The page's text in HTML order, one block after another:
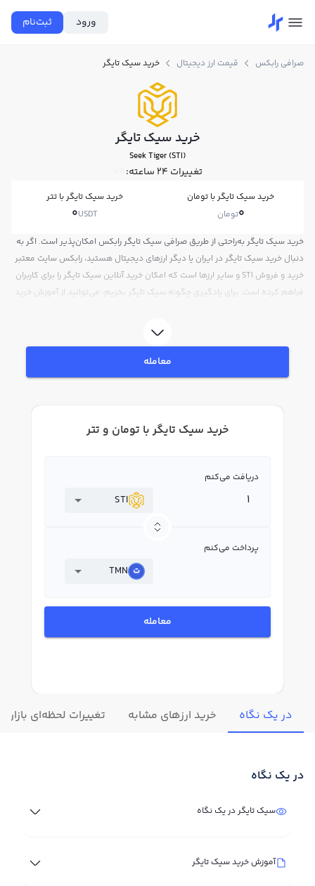
ورود ثبت‌نام
صرافی رابکس قیمت ارز دیجیتال خرید سیک تایگر
خرید سیک تایگر
Seek Tiger (STI)
تغییرات ۲۴ ساعته: 0%
خرید سیک تایگر با تومان
0تومان
خرید سیک تایگر با تتر
0USDT
خرید سیک تایگر به‌راحتی از طریق صرافی سیک تایگر رابکس امکان‌پذیر است. اگر به
دنبال خرید سیک تایگر در ایران یا دیگر ارزهای دیجیتال هستید، رابکس سایت معتبر
خرید و فروش STI و سایر ارزها است که امکان خرید آنلاین سیک تایگر را برای کاربران
فراهم کرده است. برای یادگیری چگونه سیک تایگر بخریم، می‌توانید از آموزش خرید
تایگر STI بپردازید. در بازار رابکس، قیمت لحظه‌ای، نمودار و امکانات فروش سیک
تایگر نیز در دسترس شما قرار دارد تا بتوانید تصمیمات بهتری در معاملات خود
معامله
خرید سیک تایگر با تومان و تتر
دریافت می‌کنم
STI
پرداخت می‌کنم
TMN
معامله
در یک نگاه خرید ارزهای مشابه تغییرات لحظه‌ای بازار
در یک نگاه
سیک تایگر در یک نگاه
آموزش خرید سیک تایگر